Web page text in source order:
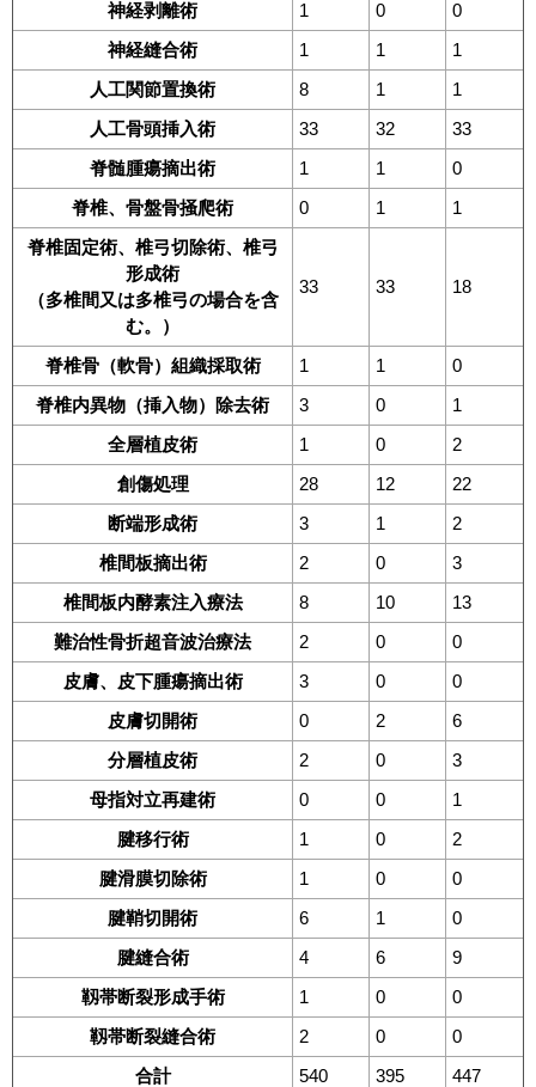
神経剥離術 1 0
0
神経縫合術
1 1
1
人工関節置換術
8 1
1
人工骨頭挿入術
33 32
33
脊髄腫瘍摘出術
1 1
0
脊椎、骨盤骨掻爬術
0 1
1
脊椎固定術、椎弓切除術、椎弓
形成術
（多椎間又は多椎弓の場合を含
む。）
33 33 18
脊椎骨（軟骨）組織採取術 1 1
0
脊椎内異物（挿入物）除去術
3 0
1
全層植皮術
1 0
2
創傷処理
28 12
22
断端形成術
3 1
2
椎間板摘出術
2 0
3
椎間板内酵素注入療法
8 10
13
難治性骨折超音波治療法
2 0
0
皮膚、皮下腫瘍摘出術
3 0
0
皮膚切開術
0 2
6
分層植皮術
2 0
3
母指対立再建術
0 0
1
腱移行術
1 0
2
腱滑膜切除術
1 0
0
腱鞘切開術
6 1
0
腱縫合術
4 6
9
靱帯断裂形成手術
1 0
0
靱帯断裂縫合術
2 0
0
合計
540 395 447